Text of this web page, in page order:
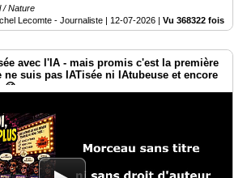
/ Nature
Lecomte - Journaliste | 12-07-2026 | Vu 368322 fois
avec l'IA - mais promis c'est la première
suis pas IATisée ni IAtubeuse et encore
😉